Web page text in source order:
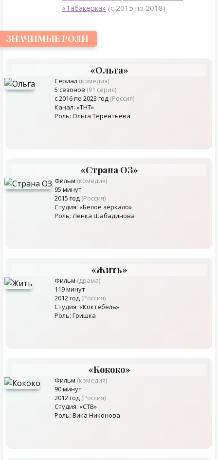
«Табакерка» (с 2015 по 2018)
ЗНАЧИМЫЕ РОЛИ
«Ольга»
Сериал (комедия)
5 сезонов (91 серия)
с 2016 по 2023 год (Россия)
Канал: «ТНТ»
Роль: Ольга Терентьева
«Страна ОЗ»
Фильм (комедия)
95 минут
2015 год (Россия)
Студия: «Белое зеркало»
Роль: Ленка Шабадинова
«Жить»
Фильм (драма)
119 минут
2012 год (Россия)
Студия: «Коктебель»
Роль: Гришка
«Кококо»
Фильм (комедия)
90 минут
2012 год (Россия)
Студия: «СТВ»
Роль: Вика Никонова